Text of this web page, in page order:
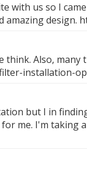
with us so I
amazing design.
Also, many
installation-
but I in
me. I'm